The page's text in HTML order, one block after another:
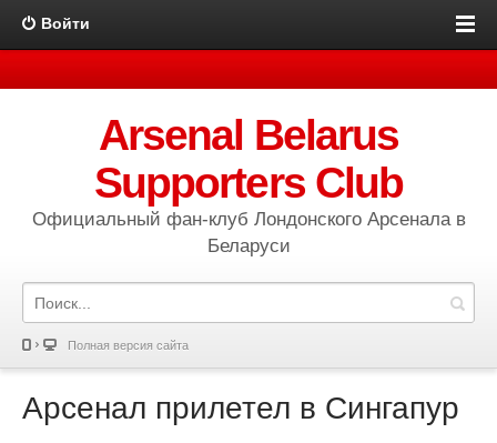
Войти
Arsenal Belarus
Supporters Club
Официальный фан-клуб Лондонского Арсенала в
Беларуси
Полная версия сайта
Арсенал прилетел в Сингапур